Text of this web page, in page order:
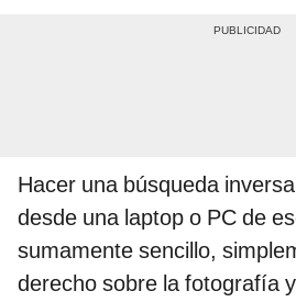
Hacer una búsqueda
desde una laptop o PC de
sumamente sencillo,
derecho sobre la fotografía